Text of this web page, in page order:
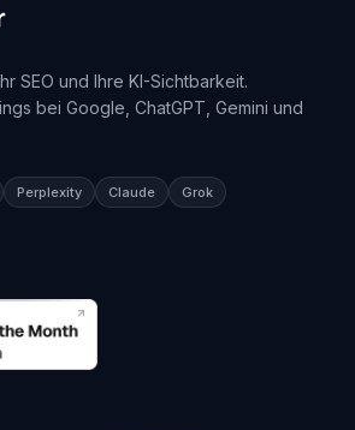
SEO und Ihre KI-Sichtbarkeit.
bei Google, ChatGPT, Gemini und
Perplexity Claude Grok